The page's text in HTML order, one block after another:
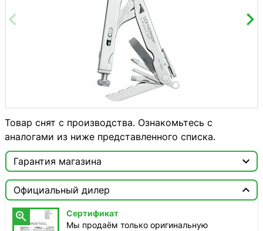
Товар снят с производства. Ознакомьтесь с
аналогами из ниже представленного списка.
Гарантия магазина

Сертификат
Мы продаём только оригинальную продукцию с
официальной гарантией!
Официальный дилер


Сертификат
Мы продаём только оригинальную